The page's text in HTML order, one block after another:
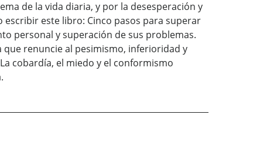
de la vida diaria, y por la desesperación y
este libro: Cinco pasos para superar
personal y superación de sus problemas.
renuncie al pesimismo, inferioridad y
cobardía, el miedo y el conformismo